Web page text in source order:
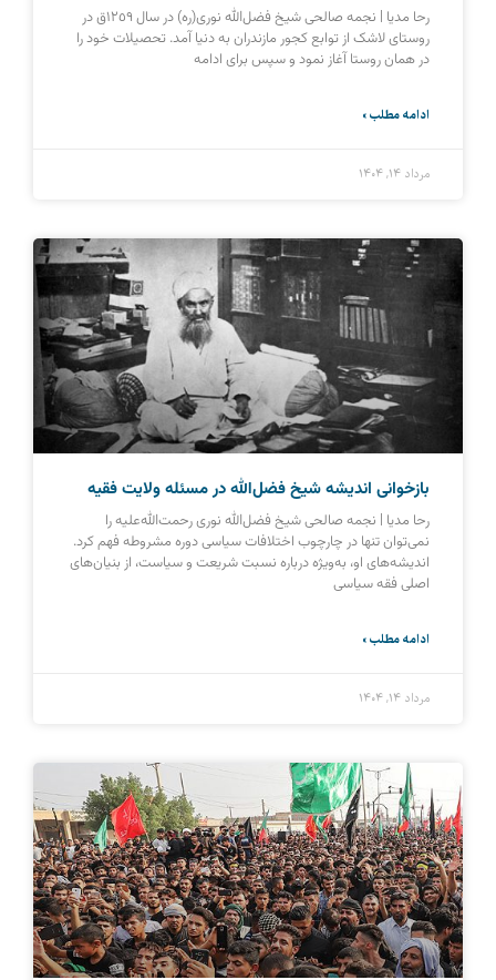
رحا مدیا | نجمه صالحی شیخ فضل‌الله نوری(ره) در سال ١٢٥٩ق در
روستای لاشک از توابع کجور مازندران به دنیا آمد. تحصیلات خود را
در همان روستا آغاز نمود و سپس برای ادامه
ادامه مطلب »
مرداد ۱۴, ۱۴۰۴
بازخوانی اندیشه شیخ فضل‌الله در مسئله ولایت فقیه
رحا مدیا | نجمه صالحی شیخ فضل‌الله نوری رحمت‌الله‌علیه را
نمی‌توان تنها در چارچوب اختلافات سیاسی دوره مشروطه فهم کرد.
اندیشه‌های او، به‌ویژه درباره نسبت شریعت و سیاست، از بنیان‌های
اصلی فقه سیاسی
ادامه مطلب »
مرداد ۱۴, ۱۴۰۴